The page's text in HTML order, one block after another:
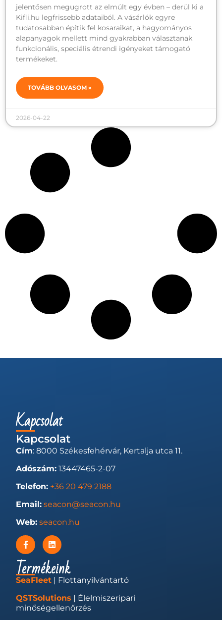
jelentősen megugrott az elmúlt egy évben – derül ki a
Kifli.hu legfrissebb adataiból. A vásárlók egyre
tudatosabban építik fel kosaraikat, a hagyományos
alapanyagok mellett mind gyakrabban választanak
funkcionális, speciális étrendi igényeket támogató
termékeket.
TOVÁBB OLVASOM »
2026-04-22
Kapcsolat
Kapcsolat
Cím: 8000 Székesfehérvár, Kertalja utca 11.
Adószám: 13447465-2-07
Telefon: +36 20 479 2188
Email: seacon@seacon.hu
Web: seacon.hu
Termékeink
SeaFleet | Flottanyilvántartó
QSTSolutions | Élelmiszeripari
minőségellenőrzés